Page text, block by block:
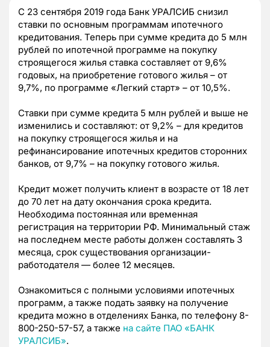
С 23 сентября 2019 года Банк УРАЛСИБ снизил
ставки по основным программам ипотечного
кредитования. Теперь при сумме кредита до 5 млн
рублей по ипотечной программе на покупку
строящегося жилья ставка составляет от 9,6%
годовых, на приобретение готового жилья – от
9,7%, по программе «Легкий старт» – от 10,5%.
Ставки при сумме кредита 5 млн рублей и выше не
изменились и составляют: от 9,2% – для кредитов
на покупку строящегося жилья и на
рефинансирование ипотечных кредитов сторонних
банков, от 9,7% – на покупку готового жилья.
Кредит может получить клиент в возрасте от 18 лет
до 70 лет на дату окончания срока кредита.
Необходима постоянная или временная
регистрация на территории РФ. Минимальный стаж
на последнем месте работы должен составлять 3
месяца, срок существования организации-
работодателя — более 12 месяцев.
Ознакомиться с полными условиями ипотечных
программ, а также подать заявку на получение
кредита можно в отделениях Банка, по телефону 8-
800-250-57-57, а также на сайте ПАО «БАНК
УРАЛСИБ».